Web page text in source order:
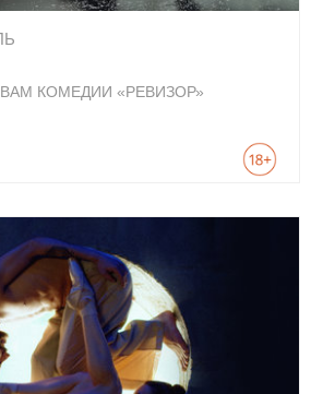
КОМЕДИИ «РЕВИЗОР»